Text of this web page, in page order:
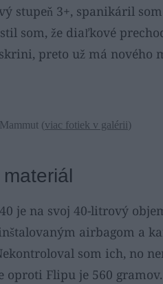
stupeň 3+, spanikáril
som, že diaľkové
preto už má nového
(viac fotiek v galérii)
je na svoj 40-litrový
airbagom a
som ich, no
oproti Flipu je 560